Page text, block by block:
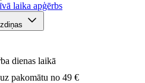
laika apģērbs
dienas laikā
pakomātu no 49 €